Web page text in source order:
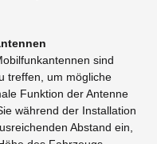
sind
treffen, um mögliche
Funktion der Antenne
während der Installation
Abstand ein,